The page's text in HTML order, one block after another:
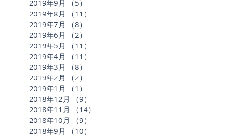
2019年9月
（5）
2019年8月
（11）
2019年7月
（8）
2019年6月
（2）
2019年5月
（11）
2019年4月
（11）
2019年3月
（8）
2019年2月
（2）
2019年1月
（1）
2018年12月
（9）
2018年11月
（14）
2018年10月
（9）
2018年9月
（10）